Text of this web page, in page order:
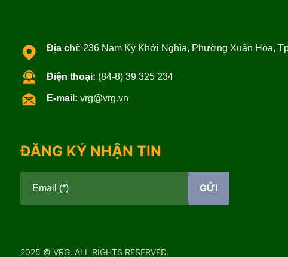
Địa chỉ: 236 Nam Kỳ Khởi Nghĩa, Phường Xuân Hòa,
Điện thoại: (84-8) 39 325 234
E-mail: vrg@vrg.vn
ĐĂNG KÝ NHẬN TIN
Email (*) GỬI
2025 © VRG. ALL RIGHTS RESERVED.